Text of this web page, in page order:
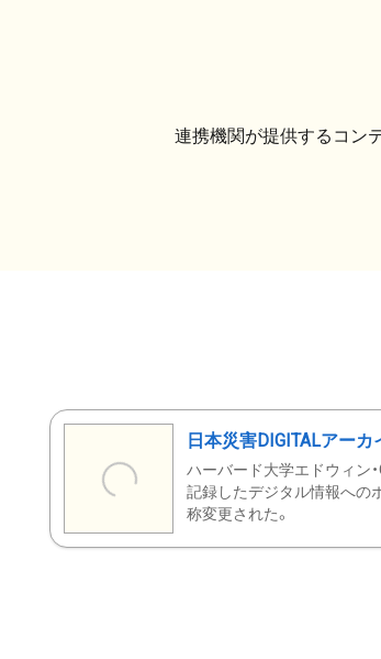
連携機関が提供するコン
日本災害DIGITALアー
ハーバード大学エドウィン
記録したデジタル情報への
称変更された。